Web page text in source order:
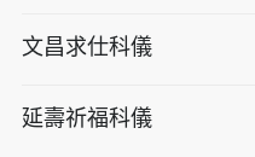
文昌求仕科儀
延壽祈福科儀